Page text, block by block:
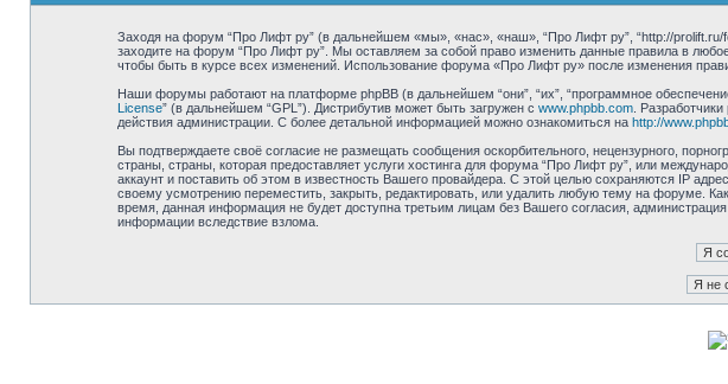
Заходя на форум “Про Лифт ру” (в дальнейшем «мы», «нас», «наш», “Про Лифт ру”, “http://
заходите на форум “Про Лифт ру”. Мы оставляем за собой право изменить данные правила в
чтобы быть в курсе всех изменений. Использование форума «Про Лифт ру» после изменения
Наши форумы работают на платформе phpBB (в дальнейшем “они”, “их”, “программное
License” (в дальнейшем “GPL”). Дистрибутив может быть загружен с www.phpbb.com.
действия администрации. С более детальной информацией можно ознакомиться на http://
Вы подтверждаете своё согласие не размещать сообщения оскорбительного, нецензурного,
страны, страны, которая предоставляет услуги хостинга для форума “Про Лифт ру”, или
аккаунт и поставить об этом в известность Вашего провайдера. С этой целью сохраняются IP
своему усмотрению переместить, закрыть, редактировать, или удалить любую тему на форуме.
время, данная информация не будет доступна третьим лицам без Вашего согласия,
информации вследствие взлома.